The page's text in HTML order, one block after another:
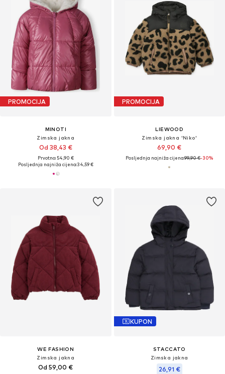
PROMOCIJA
MINOTI
Zimska jakna
Od 38,43 €
Prvotno: 54,90 €
Posljednja najniža cijena:34,59 €
PROMOCIJA
LIEWOOD
Zimska jakna 'Niko'
69,90 €
Posljednja najniža cijena:99,90 €-30%
WE FASHION
Zimska jakna
Od 59,00 €
KUPON
STACCATO
Zimska jakna
26,91 €